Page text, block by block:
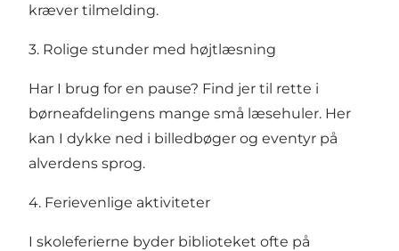
kræver tilmelding.
3. Rolige stunder med højtlæsning
Har I brug for en pause? Find jer til rette i
børneafdelingens mange små læsehuler. Her
kan I dykke ned i billedbøger og eventyr på
alverdens sprog.
4. Ferievenlige aktiviteter
I skoleferierne byder biblioteket ofte på